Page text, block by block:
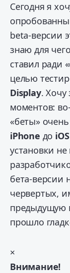
Сегодня я
beta-версии
знаю для
ставил ради
целью
Display. Хочу
моментов:
«беты»
iPhone до
установки
бета-версии
червертых,
предыдущую
прошло
×
Внимание!